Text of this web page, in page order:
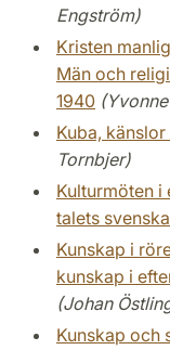
Engström)
Kristen
Män och
1940
Kuba,
Tornbjer)
Kulturmöten i
talets
Kunskap i
kunskap i
(Johan
Kunskap och